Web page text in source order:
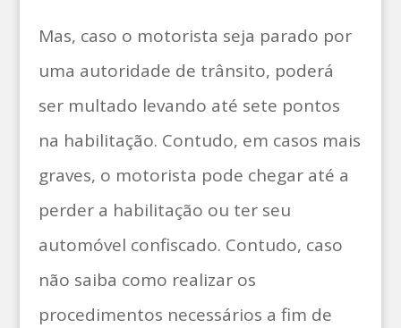
Mas, caso o motorista seja parado por
uma autoridade de trânsito, poderá
ser multado levando até sete pontos
na habilitação. Contudo, em casos mais
graves, o motorista pode chegar até a
perder a habilitação ou ter seu
automóvel confiscado. Contudo, caso
não saiba como realizar os
procedimentos necessários a fim de